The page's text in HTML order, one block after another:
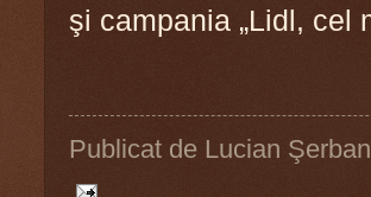
şi campania „Lidl, cel
Publicat de Lucian Şerban